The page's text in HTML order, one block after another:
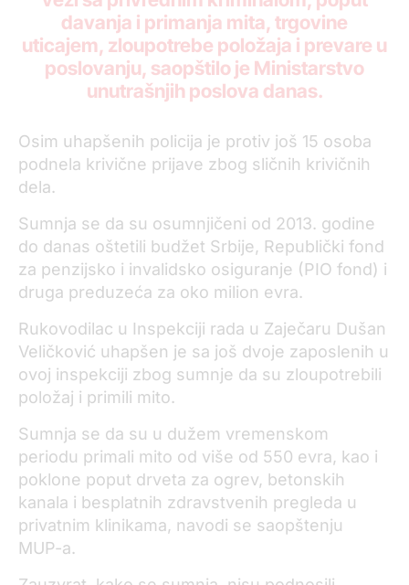
davanja i primanja mita, trgovine
uticajem, zloupotrebe položaja i prevare u
poslovanju, saopštilo je Ministarstvo
unutrašnjih poslova danas.
Osim uhapšenih policija je protiv još 15 osoba
podnela krivične prijave zbog sličnih krivičnih
dela.
Sumnja se da su osumnjičeni od 2013. godine
do danas oštetili budžet Srbije, Republički fond
za penzijsko i invalidsko osiguranje (PIO fond) i
druga preduzeća za oko milion evra.
Rukovodilac u Inspekciji rada u Zaječaru Dušan
Veličković uhapšen je sa još dvoje zaposlenih u
ovoj inspekciji zbog sumnje da su zloupotrebili
položaj i primili mito.
Sumnja se da su u dužem vremenskom
periodu primali mito od više od 550 evra, kao i
poklone poput drveta za ogrev, betonskih
kanala i besplatnih zdravstvenih pregleda u
privatnim klinikama, navodi se saopštenju
MUP-a.